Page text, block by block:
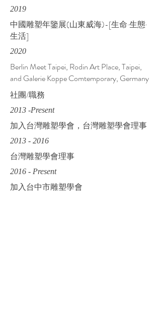
2019
中國雕塑年鑒展(山東威海)-[生命·生態·
生活]
2020
Berlin Meet Taipei, Rodin Art Place, Taipei,
and Galerie Koppe Comtemporary, Germany
社團/職務
2013 -Present
加入台灣雕塑學會，台灣雕塑學會理事
2013 - 2016
台灣雕塑學會理事
2016 - Present
加入台中市雕塑學會